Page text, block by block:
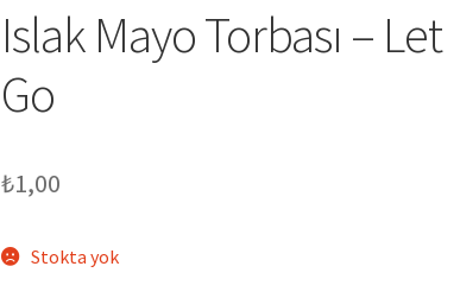
Islak Mayo Torbası – Let
Go
₺1,00
Stokta yok